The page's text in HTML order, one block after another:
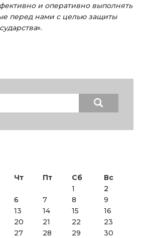
и оперативно выполнять
перед нами с целью защиты
».
Чт Пт Сб
Вс
1
2
6 7 8
9
13 14 15
16
20 21 22
23
27 28 29
30